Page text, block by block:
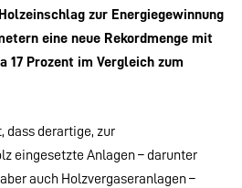
zur Energiegewinnung
eine neue Rekordmenge mit
17 Prozent im Vergleich zum
dass derartige, zur
eingesetzte Anlagen – darunter
auch Holzvergaseranlagen –